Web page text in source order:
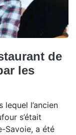
de
les
l’ancien
s’était
Savoie, a été